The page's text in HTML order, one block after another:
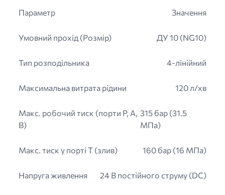
Параметр Значення
Умовний прохід (Розмір) ДУ 10 (NG10)
Тип розподільника 4-лінійний
Максимальна витрата рідини 120 л/хв
Макс. робочий тиск (порти P, A,
B)
315 бар (31.5
МПа)
Макс. тиск у порті T (злив) 160 бар (16 МПа)
Напруга живлення 24 В постійного струму (DC)